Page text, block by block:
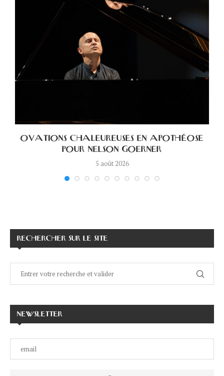
OVATIONS CHALEUREUSES EN APOTHÉOSE
POUR NELSON GOERNER
5 août 2026
RECHERCHER SUR LE SITE
NEWSLETTER